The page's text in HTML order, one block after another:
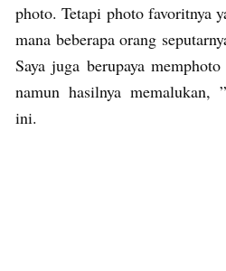
photo. Tetapi photo favoritnya
mana beberapa orang
Saya juga berupaya
namun hasilnya memalukan,
ini.